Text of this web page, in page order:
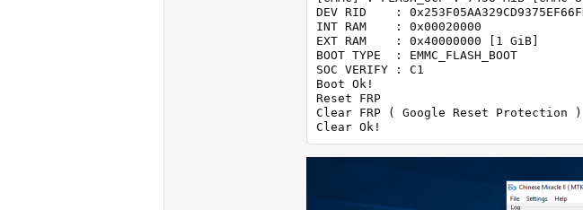
DEV RID    :
INT RAM    : 0x00020000
EXT RAM    : 0x40000000 [1 GiB]
BOOT TYPE  : EMMC_FLASH_BOOT
SOC VERIFY : C1
Boot Ok!
Reset FRP
Clear FRP ( Google Reset Protection )
Clear Ok!